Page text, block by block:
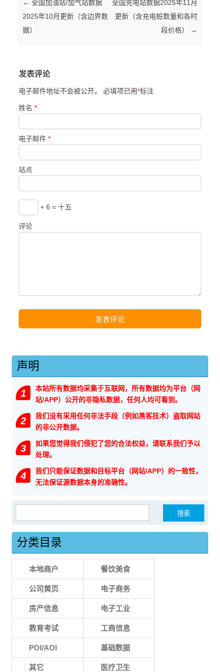
Post navigation
← 全国加油站/加气站数据
2025年10月更新（含边界数
据）
全国充电站数据2025年11月
更新（含充电桩数量和各时
段价格）
→
发表评论
电子邮件地址不会被公开。 必填项已用*标注
姓名 *
电子邮件 *
站点
+ 6 = 十五
评论
声明
1
本站所有数据均采集于互联网，所有数据均为平台（网
站/APP）公开的非隐私数据，任何人均可看到。
2
我们没有采用任何非法手段（例如黑客技术）盗取网站
的非公开数据。
3
如果您觉得我们侵犯了您的合法权益，请联系我们予以
处理。
4
我们只能保证数据和目标平台（网站/APP）的一致性，
无法保证源数据本身的准确性。
分类目录
本地商户 餐饮美食
公司黄页 电子商务
房产信息 电子工业
教育考试 工商信息
POI/AOI 基础数据
其它 医疗卫生